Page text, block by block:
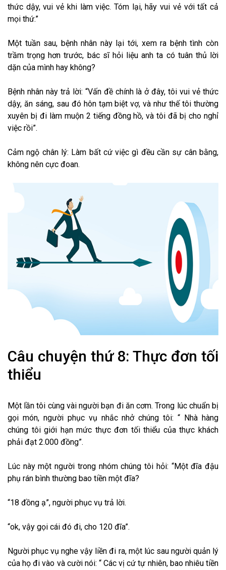
thức dậy, vui vẻ khi làm việc. Tóm lại, hãy vui vẻ với tất cả
mọi thứ.”
Một tuần sau, bệnh nhân này lại tới, xem ra bệnh tình còn
trầm trọng hơn trước, bác sĩ hỏi liệu anh ta có tuân thủ lời
dặn của mình hay không?
Bệnh nhân này trả lời: “Vấn đề chính là ở đây, tôi vui vẻ thức
dậy, ăn sáng, sau đó hôn tạm biệt vợ, và như thế tôi thường
xuyên bị đi làm muộn 2 tiếng đồng hồ, và tôi đã bị cho nghỉ
việc rồi”.
Cảm ngộ chân lý: Làm bất cứ việc gì đều cần sự cân bằng,
không nên cực đoan.
Câu chuyện thứ 8: Thực đơn tối
thiểu
Một lần tôi cùng vài người bạn đi ăn cơm. Trong lúc chuẩn bị
gọi món, người phục vụ nhắc nhở chúng tôi: “ Nhà hàng
chúng tôi giới hạn mức thực đơn tối thiểu của thực khách
phải đạt 2.000 đồng”.
Lúc này một người trong nhóm chúng tôi hỏi: “Một đĩa đậu
phụ rán bình thường bao tiền một đĩa?
“18 đồng ạ”, người phục vụ trả lời.
“ok, vậy gọi cái đó đi, cho 120 đĩa”.
Người phục vụ nghe vậy liền đi ra, một lúc sau người quản lý
của họ đi vào và cười nói: “ Các vị cứ tự nhiên, bao nhiêu tiền